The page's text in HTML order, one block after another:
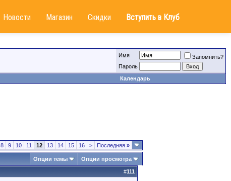
Новости Магазин Скидки Вступить в Клуб
Имя
Запомнить?
Пароль
Календарь
8 9 10 11 12 13 14 15 16 > Последняя »
Опции темы Опции просмотра
#111